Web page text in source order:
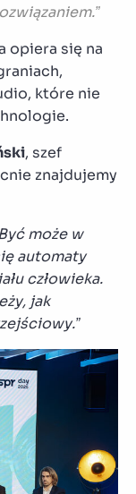
opiera się na
które nie
, szef
znajdujemy
może w
automaty
człowieka.
jak